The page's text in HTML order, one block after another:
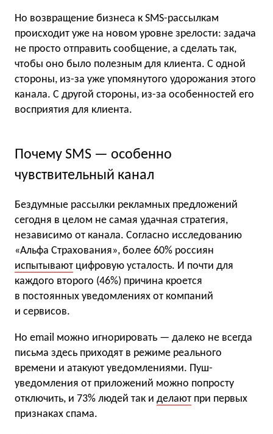
Но возвращение бизнеса к SMS-рассылкам
происходит уже на новом уровне зрелости: задача
не просто отправить сообщение, а сделать так,
чтобы оно было полезным для клиента. С одной
стороны, из-за уже упомянутого удорожания этого
канала. С другой стороны, из-за особенностей его
восприятия для клиента.
Почему SMS — особенно
чувствительный канал
Бездумные рассылки рекламных предложений
сегодня в целом не самая удачная стратегия,
независимо от канала. Согласно исследованию
«Альфа Страхования», более 60% россиян
испытывают цифровую усталость. И почти для
каждого второго (46%) причина кроется
в постоянных уведомлениях от компаний
и сервисов.
Но email можно игнорировать — далеко не всегда
письма здесь приходят в режиме реального
времени и атакуют уведомлениями. Пуш-
уведомления от приложений можно попросту
отключить, и 73% людей так и делают при первых
признаках спама.